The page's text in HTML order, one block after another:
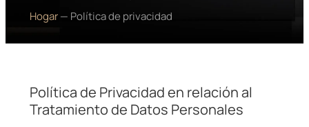
Hogar— Política de privacidad
Política de Privacidad en relación al
Tratamiento de Datos Personales